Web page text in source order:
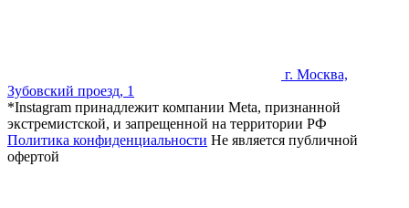
г. Москва,
Зубовский проезд, 1
*Instagram принадлежит компании Meta, признанной
экстремистской, и запрещенной на территории РФ
Политика конфиденциальности Не является публичной
офертой